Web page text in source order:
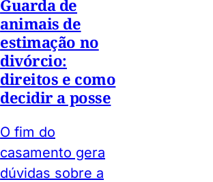
Guarda de
animais de
estimação no
divórcio:
direitos e como
decidir a posse
O fim do
casamento gera
dúvidas sobre a